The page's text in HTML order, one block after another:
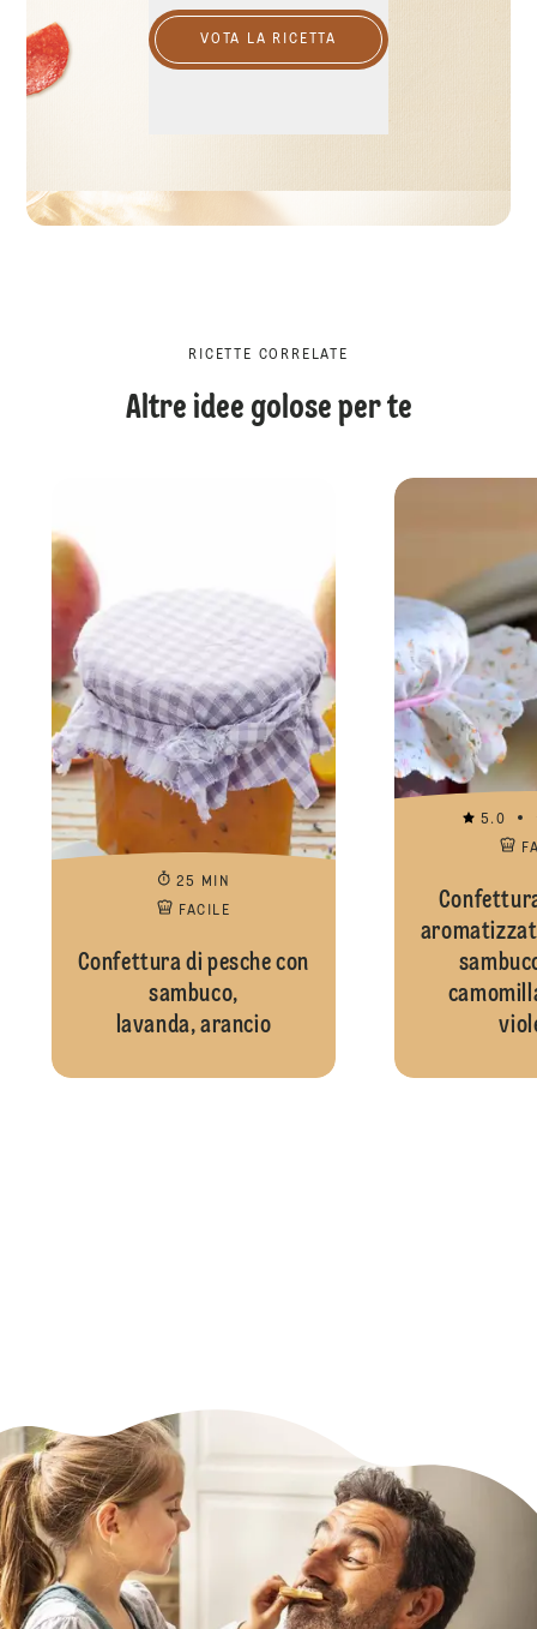
VOTA LA RICETTA
RICETTE CORRELATE
Altre idee golose per te
25 MIN
FACILE
Confettura di pesche con
sambuco,
lavanda, arancio
5.0